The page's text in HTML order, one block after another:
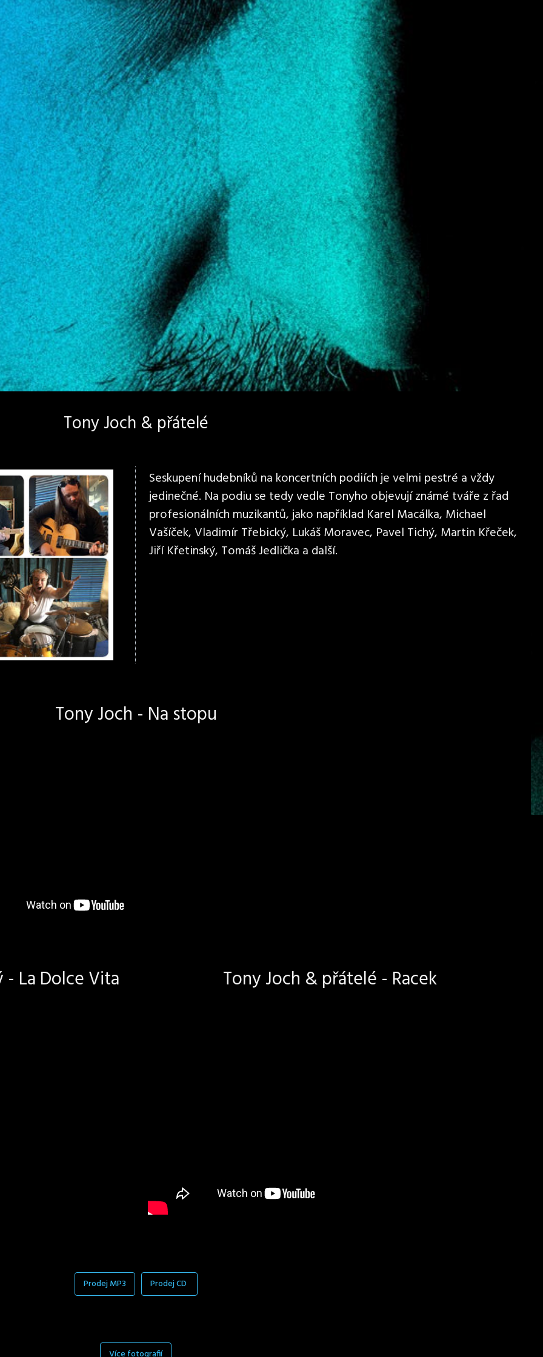
Tony Joch & přátelé
Seskupení hudebníků na koncertních podiích je velmi pestré a vždy
jedinečné. Na podiu se tedy vedle Tonyho objevují známé tváře z řad
profesionálních muzikantů, jako například Karel Macálka, Michael
Vašíček, Vladimír Třebický, Lukáš Moravec, Pavel Tichý, Martin Křeček,
Jiří Křetinský, Tomáš Jedlička a další.
Tony Joch - Na stopu
La Dolce Vita Tony Joch & přátelé - Racek
Prodej MP3 Prodej CD